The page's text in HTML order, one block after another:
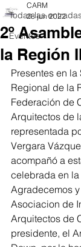
Todas las
Eventos
2º
la Región
CARM
28 jun 2022
Presentes en
Regional de la
Federación de
Arquitectos de
representada
Vergara
acompañó a
celebrada en
Agradecemos
Asociacion de
Arquitectos de
presidente, el